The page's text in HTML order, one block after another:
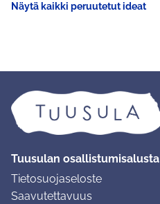
Näytä kaikki peruutetut ideat
Tuusulan osallistumisalusta
Tietosuojaseloste
Saavutettavuus